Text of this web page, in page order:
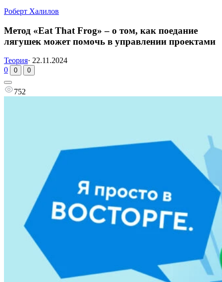
Роберт Халилов
Метод «Eat That Frog» – о том, как поедание
лягушек может помочь в управлении проектами
Теория· 22.11.2024
0
0 0
752